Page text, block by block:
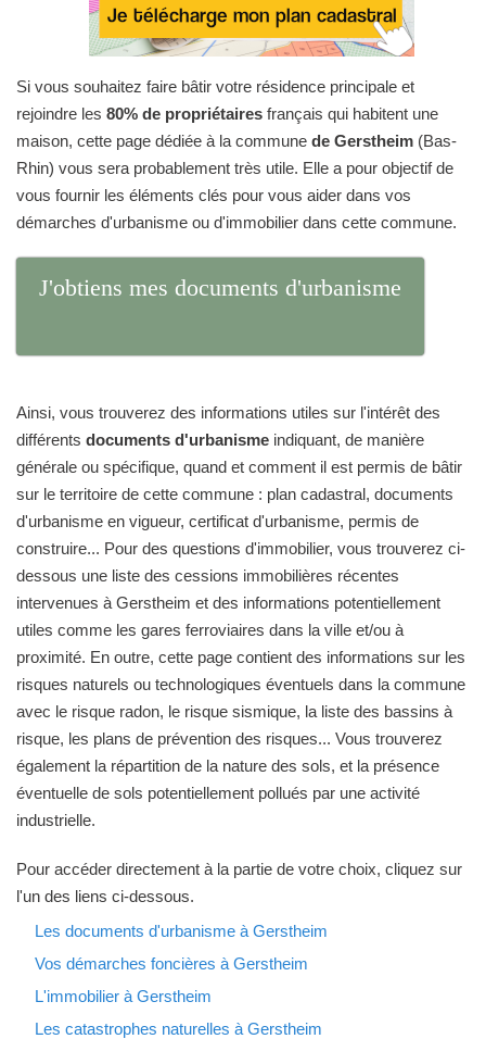
Si vous souhaitez faire bâtir votre résidence principale et
rejoindre les 80% de propriétaires français qui habitent une
maison, cette page dédiée à la commune de Gerstheim (Bas-
Rhin) vous sera probablement très utile. Elle a pour objectif de
vous fournir les éléments clés pour vous aider dans vos
démarches d'urbanisme ou d'immobilier dans cette commune.
J'obtiens mes documents d'urbanisme
Ainsi, vous trouverez des informations utiles sur l'intérêt des
différents documents d'urbanisme indiquant, de manière
générale ou spécifique, quand et comment il est permis de bâtir
sur le territoire de cette commune : plan cadastral, documents
d'urbanisme en vigueur, certificat d'urbanisme, permis de
construire... Pour des questions d'immobilier, vous trouverez ci-
dessous une liste des cessions immobilières récentes
intervenues à Gerstheim et des informations potentiellement
utiles comme les gares ferroviaires dans la ville et/ou à
proximité. En outre, cette page contient des informations sur les
risques naturels ou technologiques éventuels dans la commune
avec le risque radon, le risque sismique, la liste des bassins à
risque, les plans de prévention des risques... Vous trouverez
également la répartition de la nature des sols, et la présence
éventuelle de sols potentiellement pollués par une activité
industrielle.
Pour accéder directement à la partie de votre choix, cliquez sur
l'un des liens ci-dessous.
Les documents d'urbanisme à Gerstheim
Vos démarches foncières à Gerstheim
L'immobilier à Gerstheim
Les catastrophes naturelles à Gerstheim